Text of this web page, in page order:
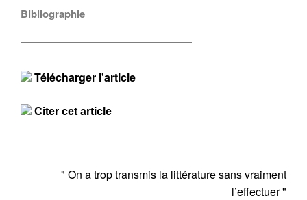
Bibliographie
Télécharger l'article
Citer cet article
" On a trop transmis la littérature sans vraiment
l’effectuer "